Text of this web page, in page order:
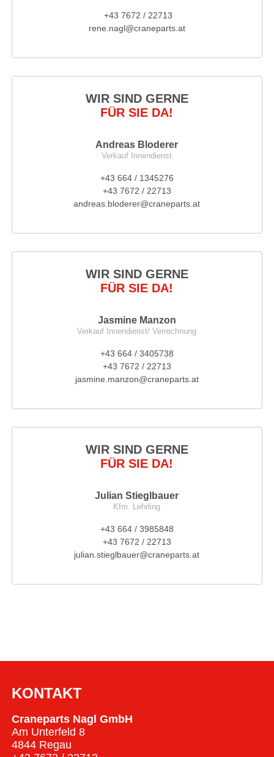
+43 7672 / 22713
rene.nagl@craneparts.at
WIR SIND GERNE
FÜR SIE DA!
Andreas Bloderer
Verkauf Innendienst
+43 664 / 1345276
+43 7672 / 22713
andreas.bloderer@craneparts.at
WIR SIND GERNE
FÜR SIE DA!
Jasmine Manzon
Verkauf Innendienst/ Verrechnung
+43 664 / 3405738
+43 7672 / 22713
jasmine.manzon@craneparts.at
WIR SIND GERNE
FÜR SIE DA!
Julian Stieglbauer
Kfm. Lehrling
+43 664 / 3985848
+43 7672 / 22713
julian.stieglbauer@craneparts.at
KONTAKT
Craneparts Nagl GmbH
Am Unterfeld 8
4844 Regau